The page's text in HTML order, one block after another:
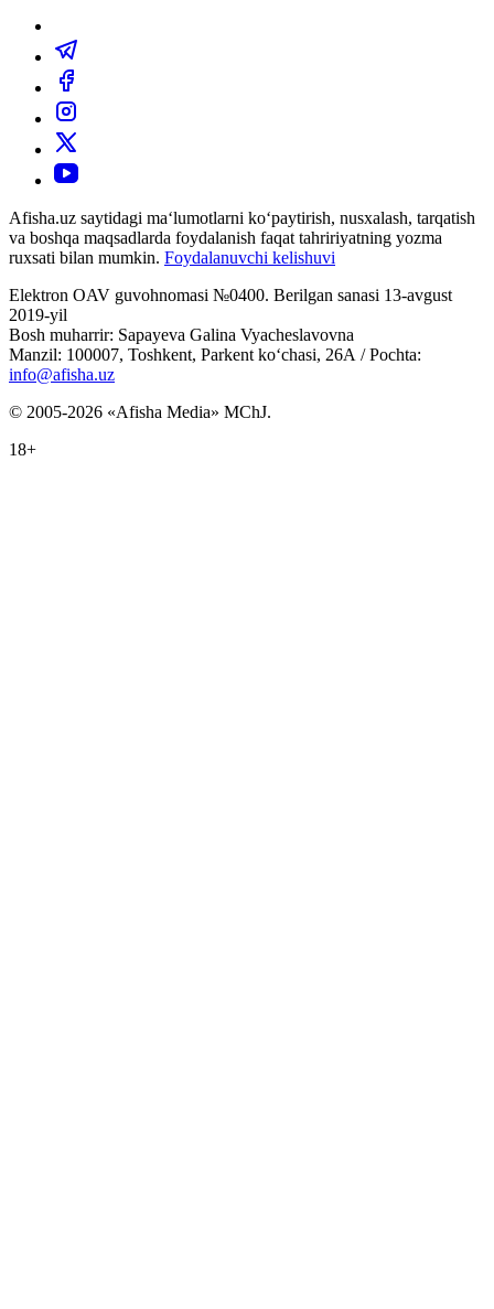
Afisha.uz saytidagi ma‘lumotlarni ko‘paytirish, nusxalash, tarqatish
va boshqa maqsadlarda foydalanish faqat tahririyatning yozma
ruxsati bilan mumkin. Foydalanuvchi kelishuvi
Elektron OAV guvohnomasi №0400. Berilgan sanasi 13-avgust
2019-yil
Bosh muharrir: Sapayeva Galina Vyacheslavovna
Manzil: 100007, Toshkent, Parkent ko‘chasi, 26А / Pochta:
info@afisha.uz
© 2005-2026 «Afisha Media» MChJ.
18+